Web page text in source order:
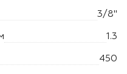
3/8"
1.3
450